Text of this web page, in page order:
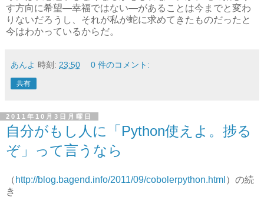
す方向に希望―幸福ではない―があることは今までと変わ
りないだろうし、それが私が蛇に求めてきたものだったと
今はわかっているからだ。
あんよ 時刻: 23:50 0 件のコメント:
共有
2011年10月3日月曜日
自分がもし人に「Python使えよ。捗る
ぞ」って言うなら
（ http://blog.bagend.info/2011/09/cobolerpython.html ）の続
き